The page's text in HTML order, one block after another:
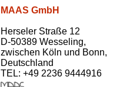
MAAS GmbH
Herseler Straße 12
D-50389 Wesseling,
zwischen Köln und Bonn,
Deutschland
TEL: +49 2236 9444916